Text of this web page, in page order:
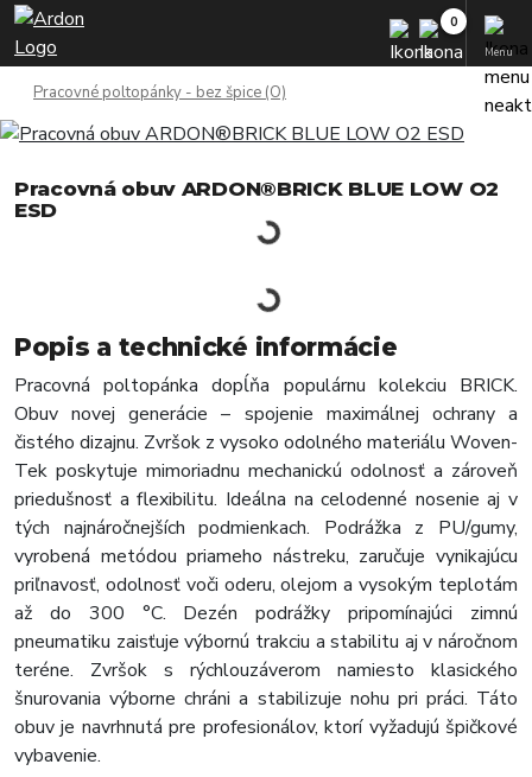
Menu
Pracovné poltopánky - bez špice (O)
Pracovná obuv ARDON®BRICK BLUE LOW O2
ESD
Popis a technické informácie
Pracovná poltopánka dopĺňa populárnu kolekciu BRICK.
Obuv novej generácie – spojenie maximálnej ochrany a
čistého dizajnu. Zvršok z vysoko odolného materiálu Woven-
Tek poskytuje mimoriadnu mechanickú odolnosť a zároveň
priedušnosť a flexibilitu. Ideálna na celodenné nosenie aj v
tých najnáročnejších podmienkach. Podrážka z PU/gumy,
vyrobená metódou priameho nástreku, zaručuje vynikajúcu
priľnavosť, odolnosť voči oderu, olejom a vysokým teplotám
až do 300 °C. Dezén podrážky pripomínajúci zimnú
pneumatiku zaisťuje výbornú trakciu a stabilitu aj v náročnom
teréne. Zvršok s rýchlouzáverom namiesto klasického
šnurovania výborne chráni a stabilizuje nohu pri práci. Táto
obuv je navrhnutá pre profesionálov, ktorí vyžadujú špičkové
vybavenie.